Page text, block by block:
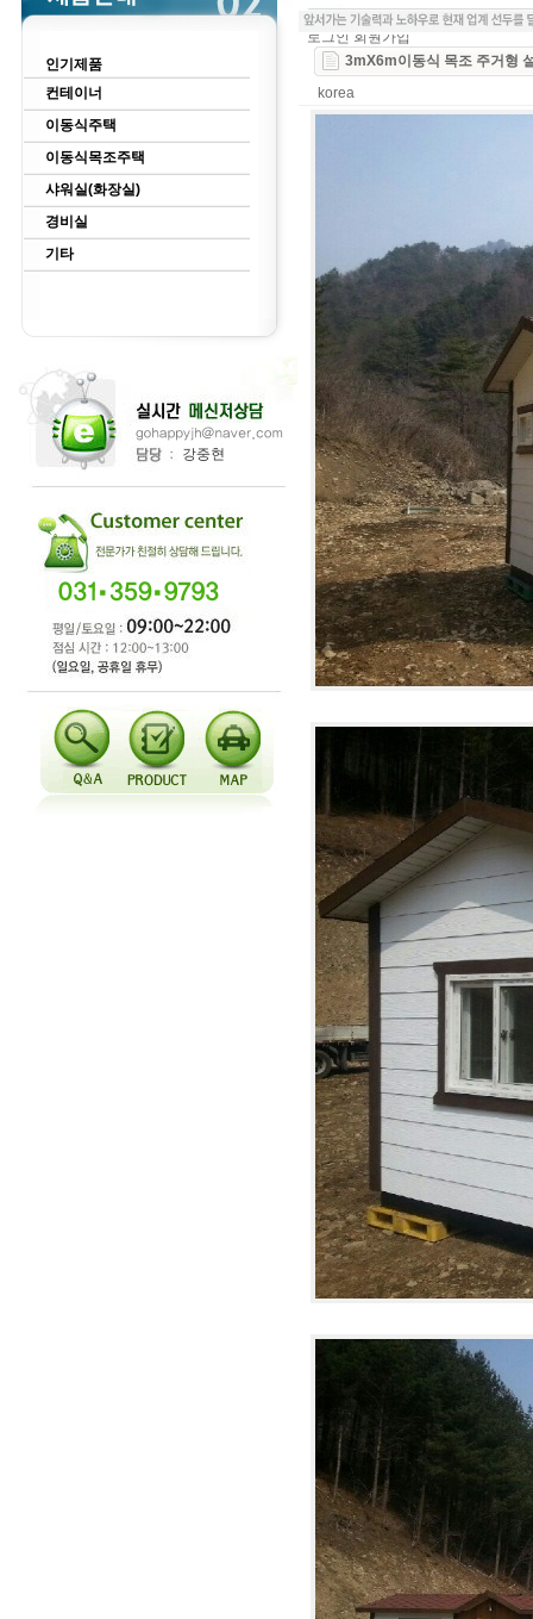
인기제품
컨테이너
이동식주택
이동식목조주택
샤워실(화장실)
경비실
기타
로그인 회원가입
3mX6m이동식 목조 주거형
korea